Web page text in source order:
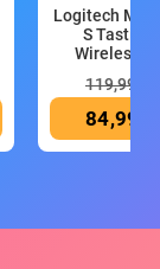
Logitech MX
S Tastiera
Wireless
119,99 €
84,99 €